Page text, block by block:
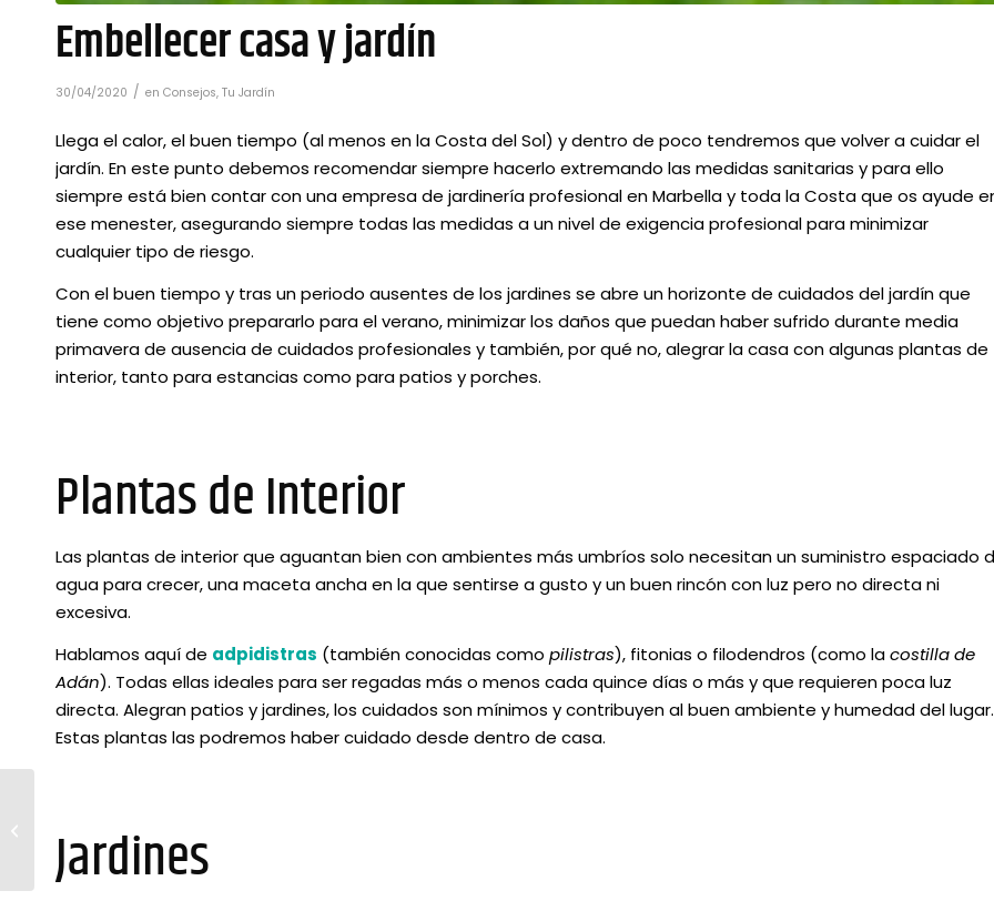
Embellecer casa y jardín
30/04/2020 / en Consejos, Tu Jardín
Llega el calor, el buen tiempo (al menos en la Costa del Sol) y dentro de poco tendremos que volver a cuidar el
jardín. En este punto debemos recomendar siempre hacerlo extremando las medidas sanitarias y para ello
siempre está bien contar con una empresa de jardinería profesional en Marbella y toda la Costa que os ayude
ese menester, asegurando siempre todas las medidas a un nivel de exigencia profesional para minimizar
cualquier tipo de riesgo.
Con el buen tiempo y tras un periodo ausentes de los jardines se abre un horizonte de cuidados del jardín que
tiene como objetivo prepararlo para el verano, minimizar los daños que puedan haber sufrido durante media
primavera de ausencia de cuidados profesionales y también, por qué no, alegrar la casa con algunas plantas de
interior, tanto para estancias como para patios y porches.
Plantas de Interior
Las plantas de interior que aguantan bien con ambientes más umbríos solo necesitan un suministro espaciado
agua para crecer, una maceta ancha en la que sentirse a gusto y un buen rincón con luz pero no directa ni
excesiva.
Hablamos aquí de adpidistras (también conocidas como pilistras), fitonias o filodendros (como lacostilla de
Adán). Todas ellas ideales para ser regadas más o menos cada quince días o más y que requieren poca luz
directa. Alegran patios y jardines, los cuidados son mínimos y contribuyen al buen ambiente y humedad del lugar.
Estas plantas las podremos haber cuidado desde dentro de casa.
Jardines
la cuarentena